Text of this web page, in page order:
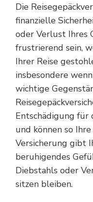
Die
finanzielle
oder Verlust Ihres
frustrierend sein,
Ihrer Reise
insbesondere
wichtige
Entschädigung für
und können so
Versicherung gibt
beruhigendes
Diebstahls oder
sitzen bleiben.